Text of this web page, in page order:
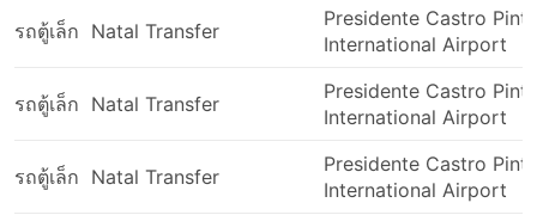
หากมีคนขับที่ประมาทในการขนส่งวิธีอื่นมากกว่ารถตู้
เราจะไม่รู้เลย บริษัทบางแห่งจะติดตั้งชุดควบคุม
ได้ยินเสียงบี๊บตลอดการเดินทางโดยที่คนขับไม่ได้สนใจ
อย่าลืมคาดเข็มขัดนิรภัยทุกครั้งขณะโดยสารรถตู้ แม้ว่า
ของคุณอยู่ที่ไหน
สำหรับผู้ที่มีอาการเมารถได้ง่าย มีคำแนะนำที่ดี: รับ
รถตู้เล็ก Natal Transfer
Presidente Castro
International Airport
รถตู้เล็ก Natal Transfer
Presidente Castro
International Airport
รถตู้เล็ก Natal Transfer
Presidente Castro
International Airport